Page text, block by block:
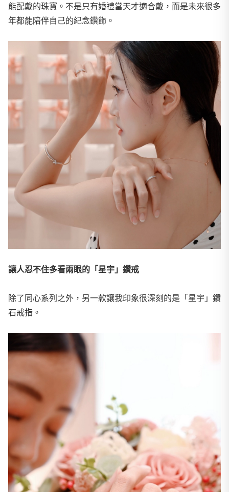
能配戴的珠寶。不是只有婚禮當天才適合戴，而是未來很多
年都能陪伴自己的紀念鑽飾。
讓人忍不住多看兩眼的「星宇」鑽戒
除了同心系列之外，另一款讓我印象很深刻的是「星宇」鑽
石戒指。